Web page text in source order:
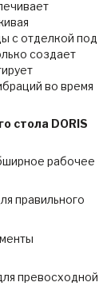
с отделкой под
создает
во время
стола DORIS
рабочее
правильного
превосходной